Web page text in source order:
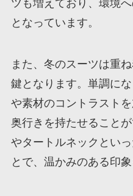
ツも増えており、環境
となっています。
また、冬のスーツは重
鍵となります。単調に
や素材のコントラスト
奥行きを持たせること
やタートルネックとい
とで、温かみのある印象